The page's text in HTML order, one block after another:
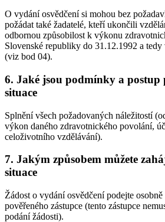
O vydání osvědčení si mohou bez
požádat také žadatelé, kteří ukončili
odbornou způsobilost k výkonu
Slovenské republiky do 31.12.1992 a tedy
(viz bod 04).
6. Jaké jsou podmínky a postup
situace
Splnění všech požadovaných náležitostí
výkon daného zdravotnického povolání,
celoživotního vzdělávání).
7. Jakým způsobem můžete
situace
Žádost o vydání osvědčení podejte
pověřeného zástupce (tento zástupce
podání žádosti).